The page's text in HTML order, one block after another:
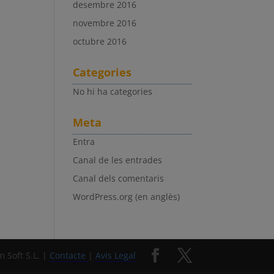
desembre 2016
novembre 2016
octubre 2016
Categories
No hi ha categories
Meta
Entra
Canal de les entrades
Canal dels comentaris
WordPress.org (en anglès)
Soft S.L. | Contacte | Avís Legal